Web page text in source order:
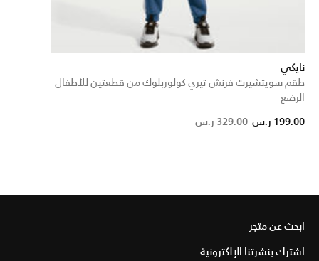
نايكي
طقم سويتشيرت فرنش تيري كولوربلوك من قطعتين للأطفال
الرضع
Price reduced from
329.00 ر.س 199.00 ر.س
ابحث عن متجر
اشترك بنشرتنا الإلكترونية